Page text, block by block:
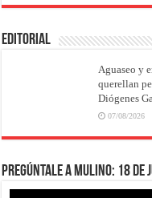
EDITORIAL
Aguaseo y
querellan
Diógenes
07/08/2026
Pregúntale a Mulino: 18 de